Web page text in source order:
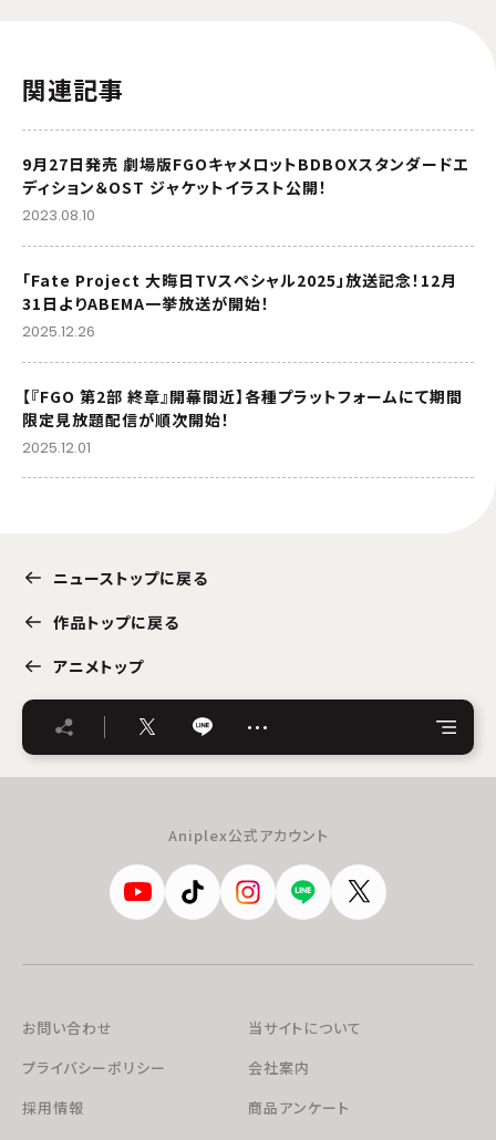
関連記事
9月27日発売 劇場版FGOキャメロットBDBOXスタンダードエ
ディション＆OST ジャケットイラスト公開！
2023.08.10
「Fate Project 大晦日TVスペシャル2025」放送記念！12月
31日よりABEMA一挙放送が開始！
2025.12.26
【『FGO 第2部 終章』開幕間近】各種プラットフォームにて期間
限定見放題配信が順次開始！
2025.12.01
ニューストップに戻る
作品トップに戻る
アニメトップ
…
Aniplex公式アカウント
お問い合わせ
当サイトについて
プライバシーポリシー
会社案内
採用情報
商品アンケート